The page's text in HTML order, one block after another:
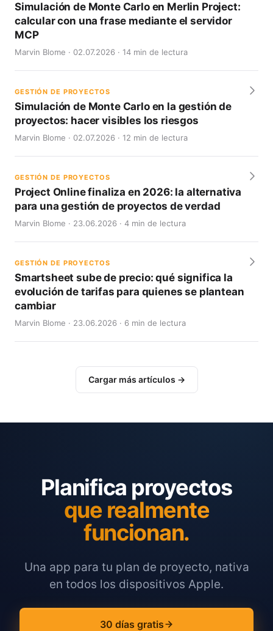
Simulación de Monte Carlo en Merlin Project:
calcular con una frase mediante el servidor
MCP
Marvin Blome · 02.07.2026 · 14 min de lectura
GESTIÓN DE PROYECTOS
Simulación de Monte Carlo en la gestión de
proyectos: hacer visibles los riesgos
Marvin Blome · 02.07.2026 · 12 min de lectura
GESTIÓN DE PROYECTOS
Project Online finaliza en 2026: la alternativa
para una gestión de proyectos de verdad
Marvin Blome · 23.06.2026 · 4 min de lectura
GESTIÓN DE PROYECTOS
Smartsheet sube de precio: qué significa la
evolución de tarifas para quienes se plantean
cambiar
Marvin Blome · 23.06.2026 · 6 min de lectura
Cargar más artículos →
Planifica proyectos
que realmente
funcionan.
Una app para tu plan de proyecto, nativa
en todos los dispositivos Apple.
30 días gratis